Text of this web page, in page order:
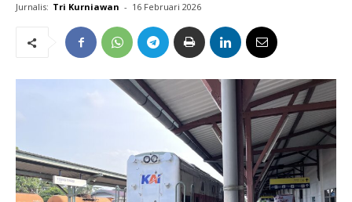
Jurnalis: Tri Kurniawan - 16 Februari 2026